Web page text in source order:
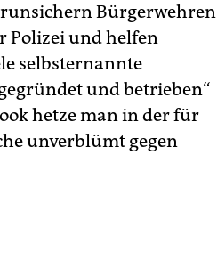
Bürgerwehren
Polizei und helfen
selbsternannte
und betrieben“
hetze man in der für
unverblümt gegen